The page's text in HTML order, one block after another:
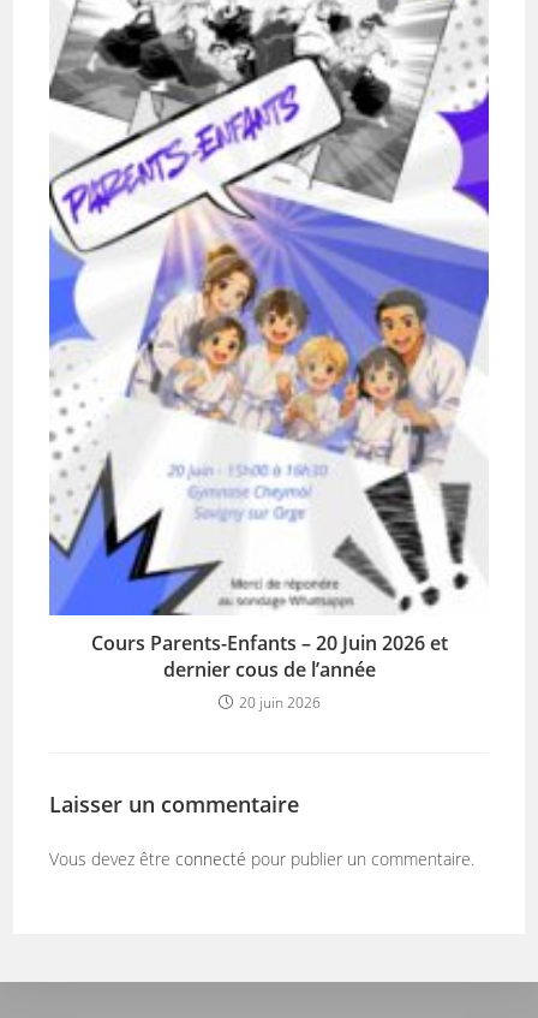
Cours Parents-Enfants – 20 Juin 2026 et
dernier cous de l’année
20 juin 2026
Laisser un commentaire
Vous devez êtreconnecté pour publier un commentaire.